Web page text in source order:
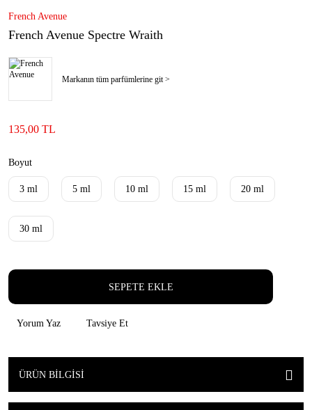
French Avenue
French Avenue Spectre Wraith
Markanın tüm parfümlerine git >
135,00 TL
Boyut
3 ml 5 ml 10 ml 15 ml 20 ml
30 ml
SEPETE EKLE
Yorum Yaz Tavsiye Et
ÜRÜN BILGISI